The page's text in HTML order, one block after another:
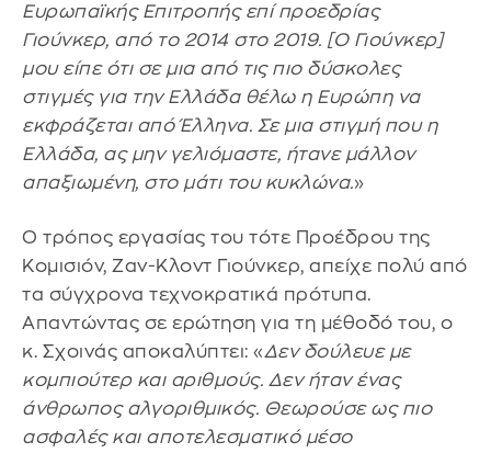
Ευρωπαϊκής Επιτροπής επί προεδρίας
Γιούνκερ, από το 2014 στο 2019. [Ο Γιούνκερ]
μου είπε ότι σε μια από τις πιο δύσκολες
στιγμές για την Ελλάδα θέλω η Ευρώπη να
εκφράζεται από Έλληνα. Σε μια στιγμή που η
Ελλάδα, ας μην γελιόμαστε, ήτανε μάλλον
απαξιωμένη, στο μάτι του κυκλώνα.»
Ο τρόπος εργασίας του τότε Προέδρου της
Κομισιόν, Ζαν-Κλοντ Γιούνκερ, απείχε πολύ από
τα σύγχρονα τεχνοκρατικά πρότυπα.
Απαντώντας σε ερώτηση για τη μέθοδό του, ο
κ. Σχοινάς αποκαλύπτει: «Δεν δούλευε με
κομπιούτερ και αριθμούς. Δεν ήταν ένας
άνθρωπος αλγοριθμικός. Θεωρούσε ως πιο
ασφαλές και αποτελεσματικό μέσο